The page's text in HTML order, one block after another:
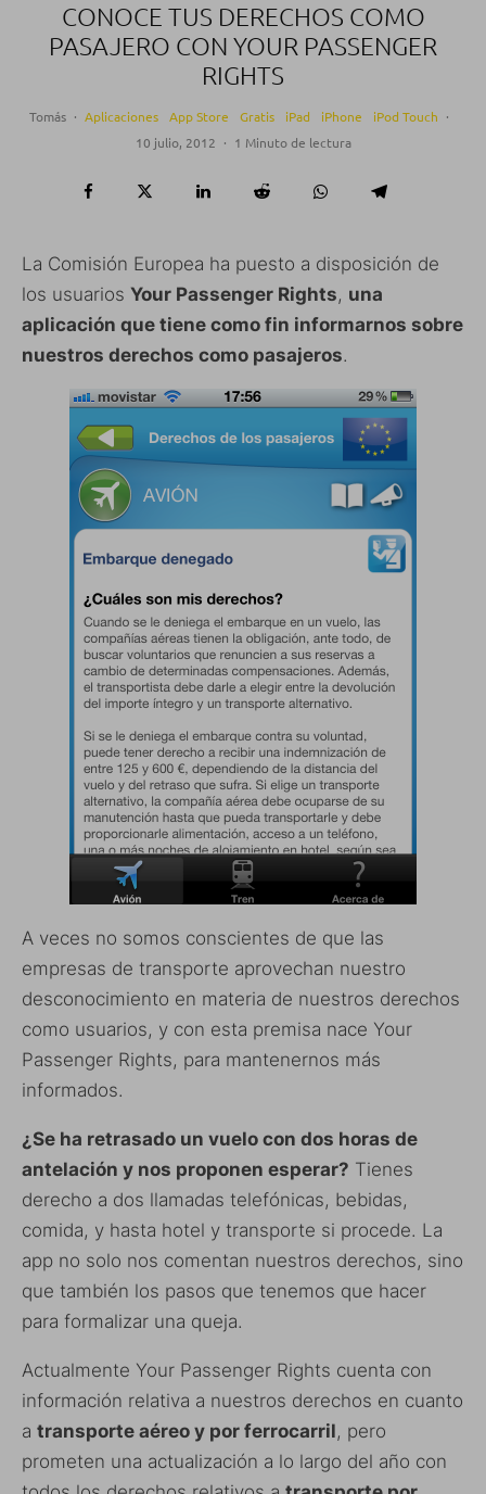
CONOCE TUS DERECHOS COMO
PASAJERO CON YOUR PASSENGER
RIGHTS
Tomás · Aplicaciones App Store Gratis iPad iPhone iPod Touch ·
10 julio, 2012 · 1 Minuto de lectura
La Comisión Europea ha puesto a disposición de
los usuarios Your Passenger Rights, una
aplicación que tiene como fin informarnos sobre
nuestros derechos como pasajeros.
A veces no somos conscientes de que las
empresas de transporte aprovechan nuestro
desconocimiento en materia de nuestros derechos
como usuarios, y con esta premisa nace Your
Passenger Rights, para mantenernos más
informados.
¿Se ha retrasado un vuelo con dos horas de
antelación y nos proponen esperar? Tienes
derecho a dos llamadas telefónicas, bebidas,
comida, y hasta hotel y transporte si procede. La
app no solo nos comentan nuestros derechos, sino
que también los pasos que tenemos que hacer
para formalizar una queja.
Actualmente Your Passenger Rights cuenta con
información relativa a nuestros derechos en cuanto
a transporte aéreo y por ferrocarril, pero
prometen una actualización a lo largo del año con